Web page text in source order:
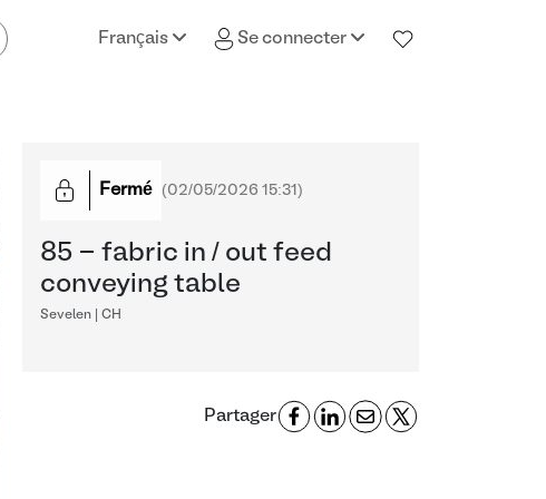
Français Se connecter
Fermé (02/05/2026 15:31 )
85 - fabric in / out feed
conveying table
Sevelen | CH
Partager